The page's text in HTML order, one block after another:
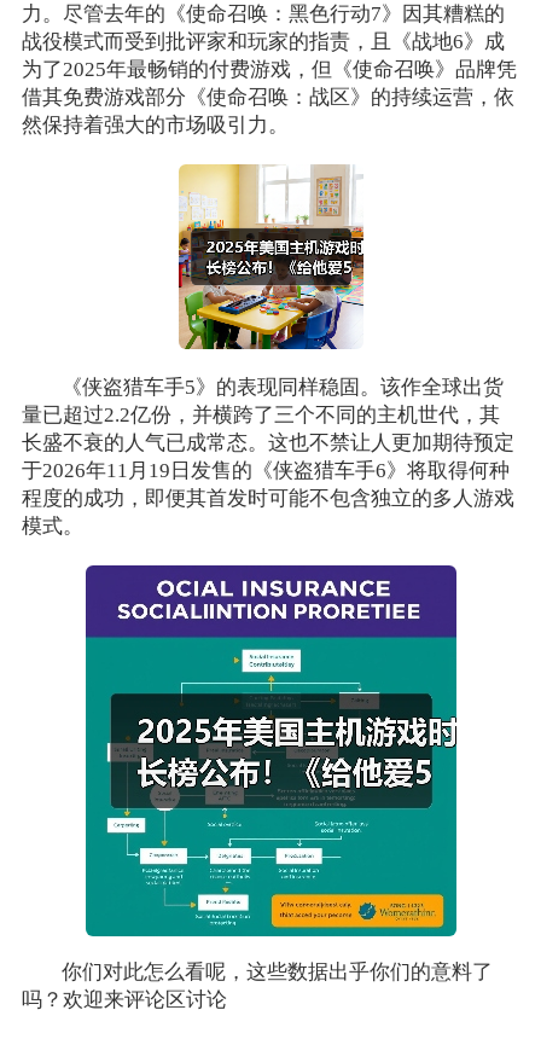
力。尽管去年的《使命召唤：黑色行动7》因其糟糕的
战役模式而受到批评家和玩家的指责，且《战地6》成
为了2025年最畅销的付费游戏，但《使命召唤》品牌凭
借其免费游戏部分《使命召唤：战区》的持续运营，依
然保持着强大的市场吸引力。
《侠盗猎车手5》的表现同样稳固。该作全球出货
量已超过2.2亿份，并横跨了三个不同的主机世代，其
长盛不衰的人气已成常态。这也不禁让人更加期待预定
于2026年11月19日发售的《侠盗猎车手6》将取得何种
程度的成功，即便其首发时可能不包含独立的多人游戏
模式。
你们对此怎么看呢，这些数据出乎你们的意料了
吗？欢迎来评论区讨论